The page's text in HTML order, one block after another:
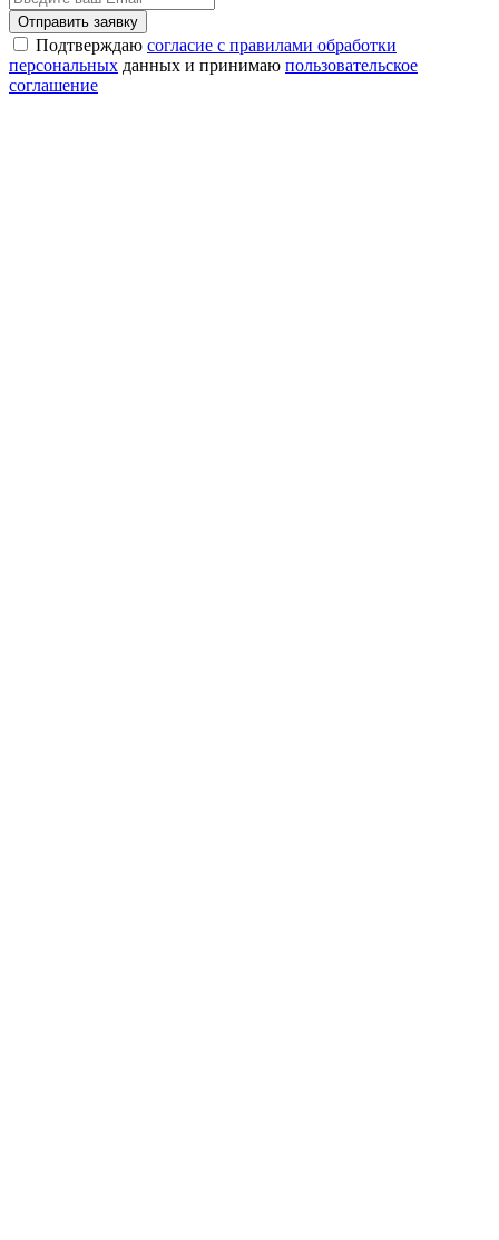
Отправить заявку
Подтверждаю согласие с правилами обработки
персональных данных и принимаю пользовательское
соглашение